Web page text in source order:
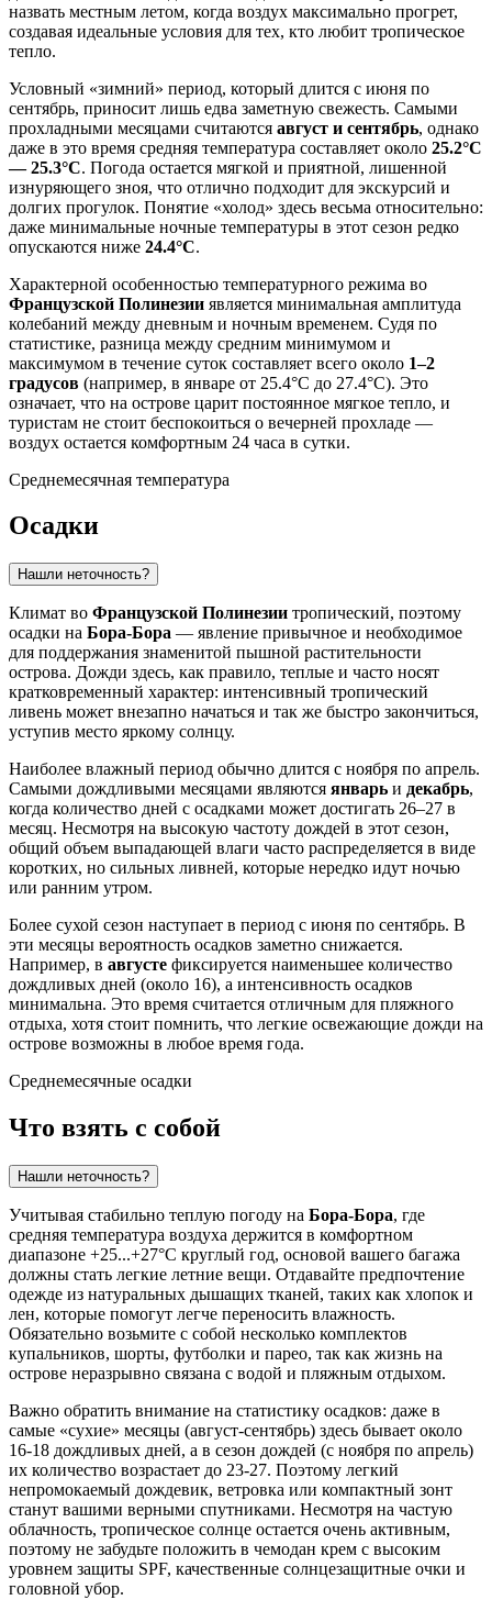
назвать местным летом, когда воздух максимально прогрет,
создавая идеальные условия для тех, кто любит тропическое
тепло.
Условный «зимний» период, который длится с июня по
сентябрь, приносит лишь едва заметную свежесть. Самыми
прохладными месяцами считаются август и сентябрь, однако
даже в это время средняя температура составляет около 25.2°C
— 25.3°C. Погода остается мягкой и приятной, лишенной
изнуряющего зноя, что отлично подходит для экскурсий и
долгих прогулок. Понятие «холод» здесь весьма относительно:
даже минимальные ночные температуры в этот сезон редко
опускаются ниже 24.4°C.
Характерной особенностью температурного режима во
Французской Полинезии является минимальная амплитуда
колебаний между дневным и ночным временем. Судя по
статистике, разница между средним минимумом и
максимумом в течение суток составляет всего около 1–2
градусов (например, в январе от 25.4°C до 27.4°C). Это
означает, что на острове царит постоянное мягкое тепло, и
туристам не стоит беспокоиться о вечерней прохладе —
воздух остается комфортным 24 часа в сутки.
Среднемесячная температура
Осадки
Нашли неточность?
Климат во Французской Полинезии тропический, поэтому
осадки на Бора-Бора — явление привычное и необходимое
для поддержания знаменитой пышной растительности
острова. Дожди здесь, как правило, теплые и часто носят
кратковременный характер: интенсивный тропический
ливень может внезапно начаться и так же быстро закончиться,
уступив место яркому солнцу.
Наиболее влажный период обычно длится с ноября по апрель.
Самыми дождливыми месяцами являются январь и декабрь,
когда количество дней с осадками может достигать 26–27 в
месяц. Несмотря на высокую частоту дождей в этот сезон,
общий объем выпадающей влаги часто распределяется в виде
коротких, но сильных ливней, которые нередко идут ночью
или ранним утром.
Более сухой сезон наступает в период с июня по сентябрь. В
эти месяцы вероятность осадков заметно снижается.
Например, в августе фиксируется наименьшее количество
дождливых дней (около 16), а интенсивность осадков
минимальна. Это время считается отличным для пляжного
отдыха, хотя стоит помнить, что легкие освежающие дожди на
острове возможны в любое время года.
Среднемесячные осадки
Что взять с собой
Нашли неточность?
Учитывая стабильно теплую погоду на Бора-Бора, где
средняя температура воздуха держится в комфортном
диапазоне +25...+27°C круглый год, основой вашего багажа
должны стать легкие летние вещи. Отдавайте предпочтение
одежде из натуральных дышащих тканей, таких как хлопок и
лен, которые помогут легче переносить влажность.
Обязательно возьмите с собой несколько комплектов
купальников, шорты, футболки и парео, так как жизнь на
острове неразрывно связана с водой и пляжным отдыхом.
Важно обратить внимание на статистику осадков: даже в
самые «сухие» месяцы (август-сентябрь) здесь бывает около
16-18 дождливых дней, а в сезон дождей (с ноября по апрель)
их количество возрастает до 23-27. Поэтому легкий
непромокаемый дождевик, ветровка или компактный зонт
станут вашими верными спутниками. Несмотря на частую
облачность, тропическое солнце остается очень активным,
поэтому не забудьте положить в чемодан крем с высоким
уровнем защиты SPF, качественные солнцезащитные очки и
головной убор.